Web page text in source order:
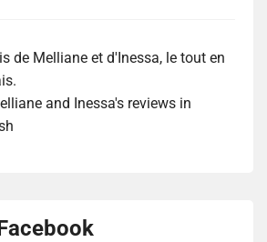
de Melliane et d'Inessa, le tout en
and Inessa's reviews in